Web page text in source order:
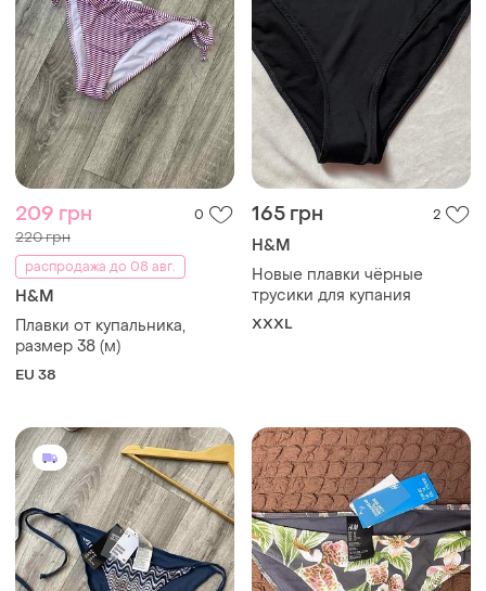
209 грн 0
220 грн
распродажа до 08 авг.
H&M
Плавки от купальника,
размер 38 (м)
EU 38
165 грн 2
H&M
Новые плавки чёрные
трусики для купания
XXXL